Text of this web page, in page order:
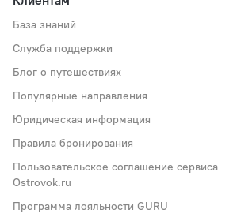
База знаний
Служба поддержки
Блог о путешествиях
Популярные направления
Юридическая информация
Правила бронирования
Пользовательское соглашение сервиса
Ostrovok.ru
Программа лояльности GURU